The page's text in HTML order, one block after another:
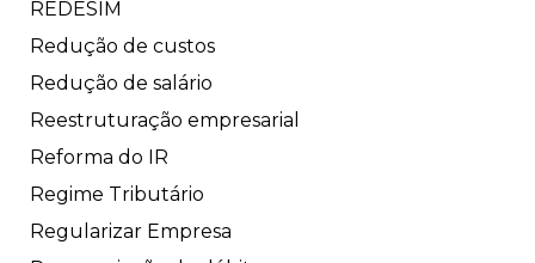
REDESIM
Redução de custos
Redução de salário
Reestruturação empresarial
Reforma do IR
Regime Tributário
Regularizar Empresa